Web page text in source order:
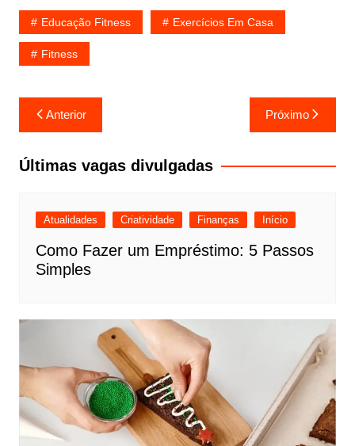
Educação Fitness Exercícios Em Casa
Fitness
Navegação
de
Post
Anterior Próximo
Últimas vagas divulgadas
Atualidades Criatividade Finanças Início
Como Fazer um Empréstimo: 5 Passos
Simples